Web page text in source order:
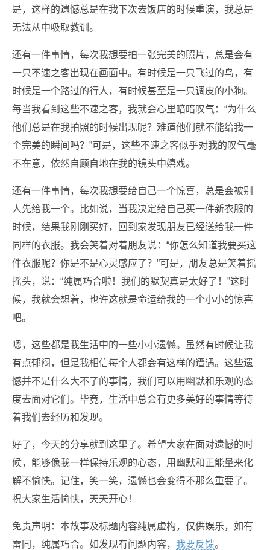
是，这样的遗憾总是在我下次去饭店的时候重演，我总是
无法从中吸取教训。
还有一件事情，每次我想要拍一张完美的照片，总是会有
一只不速之客出现在画面中。有时候是一只飞过的鸟，有
时候是一个路过的行人，有时候甚至是一只调皮的小狗。
每当我看到这些不速之客，我就会心里暗暗叹气：“为什么
他们总是在我拍照的时候出现呢？难道他们就不能给我一
个完美的瞬间吗？”可是，这些不速之客似乎对我的叹气毫
不在意，依然自顾自地在我的镜头中嬉戏。
还有一件事情，每次我想要给自己一个惊喜，总是会被别
人先给我一个。比如说，当我决定给自己买一件新衣服的
时候，结果我刚刚买好，回到家发现朋友已经送给我一件
同样的衣服。我会笑着对着朋友说：“你怎么知道我要买这
件衣服呢？你是不是心灵感应了？”可是，朋友总是笑着摇
摇头，说：“纯属巧合啦！我们的默契真是太好了！”这时
候，我就会想着，也许这就是命运给我的一个小小的惊喜
吧。
嗯，这些都是我生活中的一些小小遗憾。虽然有时候让我
有点郁闷，但是我相信每个人都会有这样的遭遇。这些遗
憾并不是什么大不了的事情，我们可以用幽默和乐观的态
度去面对它们。毕竟，生活中总会有更多美好的事情等待
着我们去经历和发现。
好了，今天的分享就到这里了。希望大家在面对遗憾的时
候，能够像我一样保持乐观的心态，用幽默和正能量来化
解不愉快。记住，笑一笑，遗憾也会变得不那么重要了。
祝大家生活愉快，天天开心！
免责声明：本故事及标题内容纯属虚构，仅供娱乐，如有
雷同，纯属巧合。如发现有问题内容， 我要反馈。